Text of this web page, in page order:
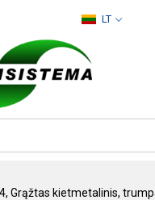
LT
Grąžtas kietmetalinis,